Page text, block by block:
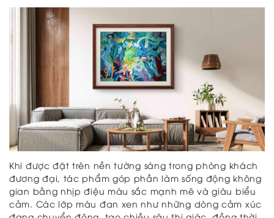
Khi được đặt trên nền tường sáng trong phòng khách
đương đại, tác phẩm góp phần làm sống động không
gian bằng nhịp điệu màu sắc mạnh mẽ và giàu biểu
cảm. Các lớp màu đan xen như những dòng cảm xúc